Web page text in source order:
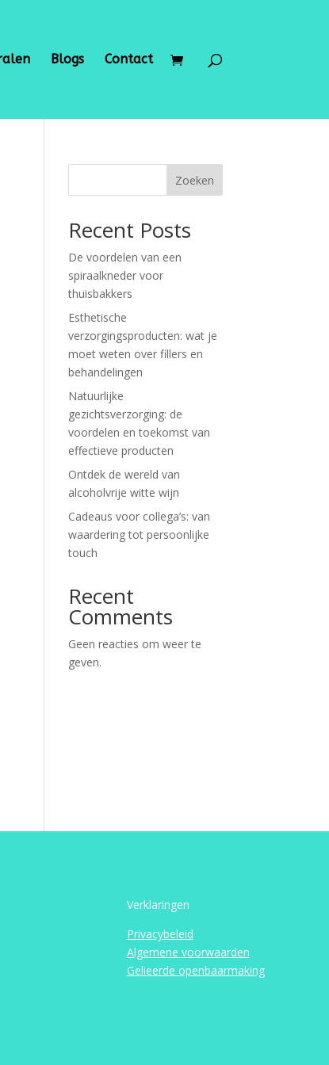
Blogs Contact
Zoeken
Recent Posts
De voordelen van een
spiraalkneder voor
thuisbakkers
Esthetische
verzorgingsproducten: wat je
moet weten over fillers en
behandelingen
Natuurlijke
gezichtsverzorging: de
voordelen en toekomst van
effectieve producten
Ontdek de wereld van
alcoholvrije witte wijn
Cadeaus voor collega’s: van
waardering tot persoonlijke
touch
Recent
Comments
Geen reacties om weer te
geven.
Verklaringen
Privacybeleid
Algemene voorwaarden
Gelieerde openbaarmaking